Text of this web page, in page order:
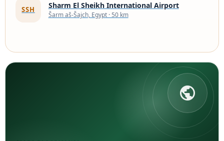
SSH Sharm El Sheikh International Airport
Šarm aš-Šajch, Egypt · 50 km
public